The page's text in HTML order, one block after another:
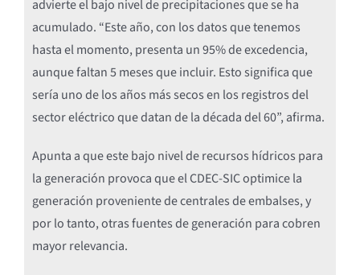
advierte el bajo nivel de precipitaciones que se ha
acumulado. “Este año, con los datos que tenemos
hasta el momento, presenta un 95% de excedencia,
aunque faltan 5 meses que incluir. Esto significa que
sería uno de los años más secos en los registros del
sector eléctrico que datan de la década del 60”, afirma.
Apunta a que este bajo nivel de recursos hídricos para
la generación provoca que el CDEC-SIC optimice la
generación proveniente de centrales de embalses, y
por lo tanto, otras fuentes de generación para cobren
mayor relevancia.